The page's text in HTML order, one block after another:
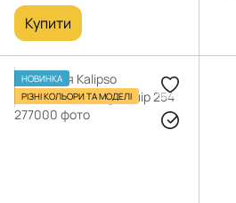
Купити
НОВИНКА
РІЗНІ КОЛЬОРИ ТА МОДЕЛІ